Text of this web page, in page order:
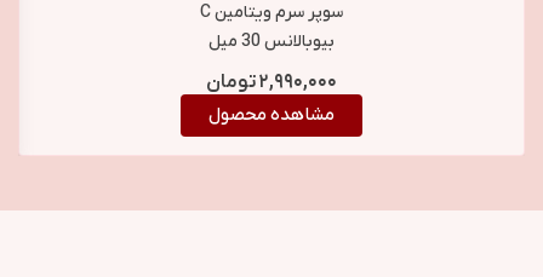
سوپر سرم ویتامین C
بیوبالانس 30 میل
BioBalance Vitamin C
Super Serum 30ml
۲,۹۹۰,۰۰۰تومان
مشاهده محصول